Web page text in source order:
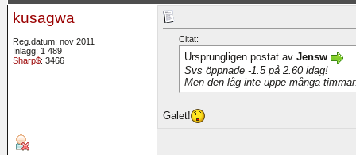
kusagwa
Reg.datum: nov 2011
Inlägg: 1 489
Sharp$: 3466
Citat:
Ursprungligen postat av Jensw
Svs öppnade -1.5 på 2.60 idag!
Men den låg inte uppe många
Galet!